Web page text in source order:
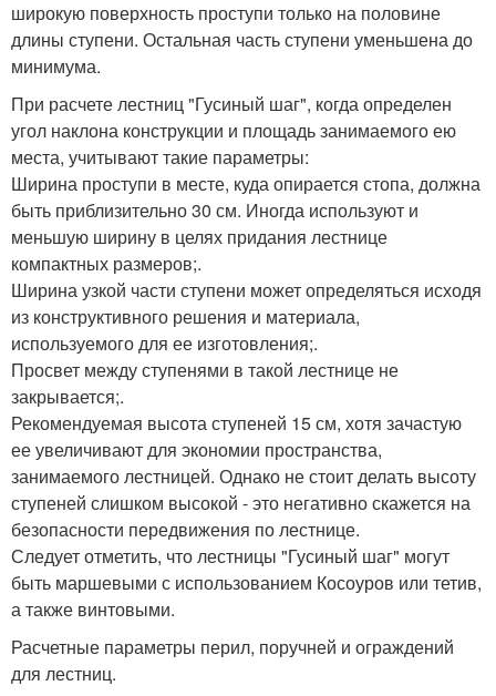
широкую поверхность проступи только на половине
длины ступени. Остальная часть ступени уменьшена до
минимума.
При расчете лестниц "Гусиный шаг", когда определен
угол наклона конструкции и площадь занимаемого ею
места, учитывают такие параметры:
Ширина проступи в месте, куда опирается стопа, должна
быть приблизительно 30 см. Иногда используют и
меньшую ширину в целях придания лестнице
компактных размеров;.
Ширина узкой части ступени может определяться исходя
из конструктивного решения и материала,
используемого для ее изготовления;.
Просвет между ступенями в такой лестнице не
закрывается;.
Рекомендуемая высота ступеней 15 см, хотя зачастую
ее увеличивают для экономии пространства,
занимаемого лестницей. Однако не стоит делать высоту
ступеней слишком высокой - это негативно скажется на
безопасности передвижения по лестнице.
Следует отметить, что лестницы "Гусиный шаг" могут
быть маршевыми с использованием Косоуров или тетив,
а также винтовыми.
Расчетные параметры перил, поручней и ограждений
для лестниц.